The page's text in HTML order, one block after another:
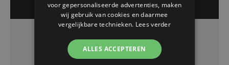
Assortiment
Fotocamera
voor gepersonaliseerde advertenties, maken
wij gebruik van cookies en daarmee
vergelijkbare technieken. Lees verder
ALLES ACCEPTEREN